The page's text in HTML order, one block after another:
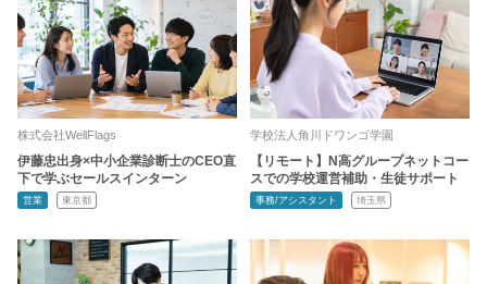
株式会社WellFlags
伊藤忠出身×中小企業診断士のCEO直
下で学ぶセールスインターン
営業 東京都
学校法人角川ドワンゴ学園
【リモート】N高グループネットコー
スでの学校運営補助・生徒サポート
事務/アシスタント 埼玉県